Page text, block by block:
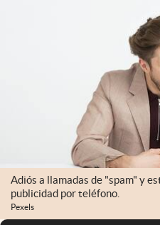
Adiós a llamadas de "spam" y
publicidad por teléfono.
Pexels